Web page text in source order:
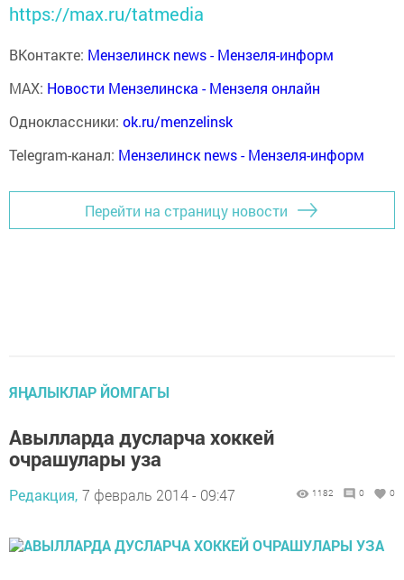
https://max.ru/tatmedia
ВКонтакте: Мензелинск news - Мензеля-информ
MAX: Новости Мензелинска - Мензеля онлайн
Одноклассники: ok.ru/menzelinsk
Telegram-канал: Мензелинск news - Мензеля-информ
Перейти на страницу новости
ЯҢАЛЫКЛАР ЙОМГАГЫ
Авылларда дусларча хоккей
очрашулары уза
Редакция, 7 февраль 2014 - 09:47 1182 0 0